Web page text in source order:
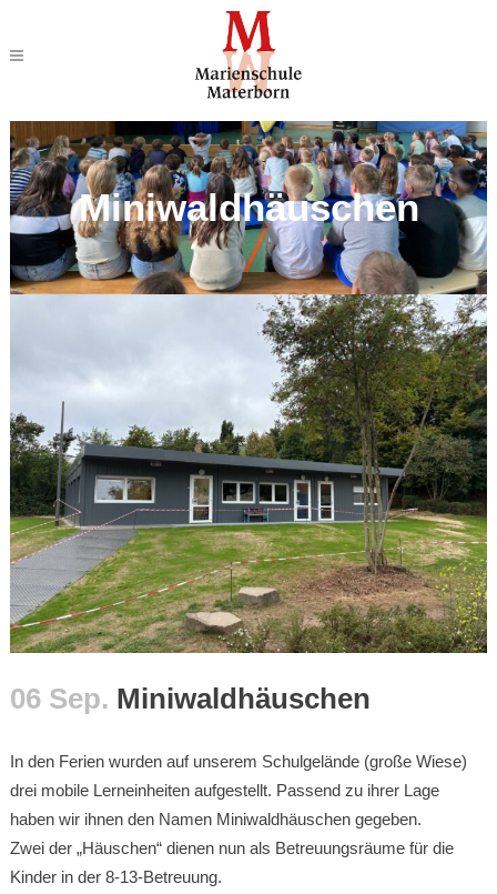
Miniwaldhäuschen
06 Sep. Miniwaldhäuschen
In den Ferien wurden auf unserem Schulgelände (große Wiese)
drei mobile Lerneinheiten aufgestellt. Passend zu ihrer Lage
haben wir ihnen den Namen Miniwaldhäuschen gegeben.
Zwei der „Häuschen“ dienen nun als Betreuungsräume für die
Kinder in der 8-13-Betreuung.